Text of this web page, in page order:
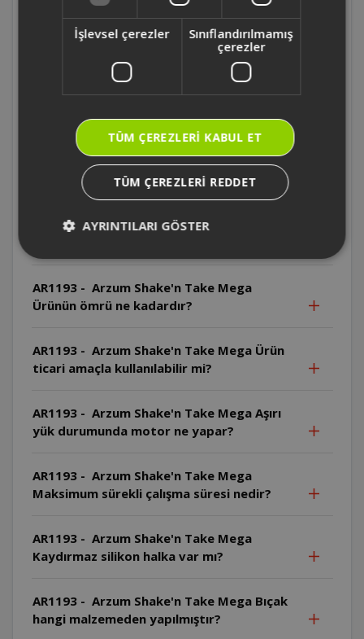
parçalar bulaşık makinesinde yıkanamaz?
AR1193 - Arzum Shake'n Take Mega Motor
gövdesi bulaşık makinesinde yıkanabilir
AR1193 - Arzum Shake'n Take Mega Motor
gövdesi suya daldırılabilir mi?
Bıçaklar neden özellikle dikkatli
AR1193 - Arzum Shake'n Take Mega
Ürünün ömrü ne kadardır?
AR1193 - Arzum Shake'n Take Mega Ürün
ticari amaçla kullanılabilir mi?
AR1193 - Arzum Shake'n Take Mega Aşırı
yük durumunda motor ne yapar?
AR1193 - Arzum Shake'n Take Mega
Maksimum sürekli çalışma süresi nedir?
AR1193 - Arzum Shake'n Take Mega
Kaydırmaz silikon halka var mı?
AR1193 - Arzum Shake'n Take Mega Bıçak
hangi malzemeden yapılmıştır?
İşlevsel çerezler
Sınıflandırılmamış
çerezler
TÜM ÇEREZLERI KABUL ET
TÜM ÇEREZLERI REDDET
AYRINTILARI GÖSTER